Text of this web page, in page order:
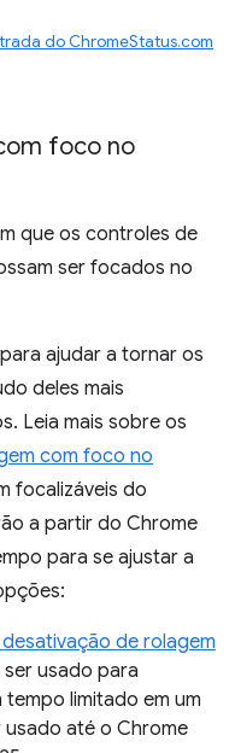
do ChromeStatus.com
foco no
que os controles de
ser focados no
ajudar a tornar os
deles mais
Leia mais sobre os
com foco no
focalizáveis do
a partir do Chrome
para se ajustar a
de rolagem
usado para
limitado em um
até o Chrome